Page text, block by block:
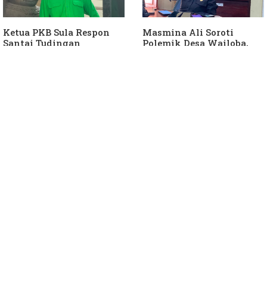
Ketua PKB Sula Respon
Santai Tudingan
Masmina Ali Soroti
Polemik Desa Wailoba,